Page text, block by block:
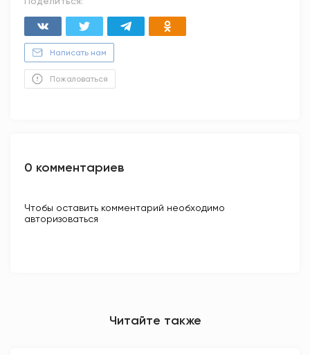
Написать нам
Пожаловаться
0 комментариев
Чтобы оставить комментарий необходимо
авторизоваться
Читайте также